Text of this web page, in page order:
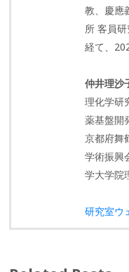
教、慶應
所 客員
経て、
仲井理沙
理化学研
薬基盤開
京都府舞
学術振興
学大学院
研究室ウ